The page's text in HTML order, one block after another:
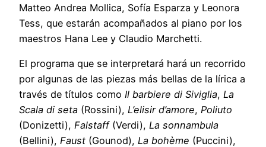
Matteo Andrea Mollica, Sofía Esparza y Leonora
Tess, que estarán acompañados al piano por los
maestros Hana Lee y Claudio Marchetti.
El programa que se interpretará hará un recorrido
por algunas de las piezas más bellas de la lírica a
través de títulos como Il barbiere di Siviglia, La
Scala di seta (Rossini), L’elisir d’amore, Poliuto
(Donizetti), Falstaff(Verdi), La sonnambula
(Bellini), Faust (Gounod), La bohème (Puccini),